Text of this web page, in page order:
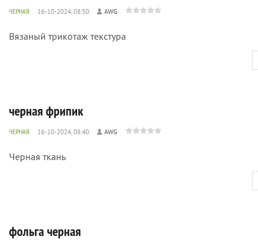
ЧЕРНАЯ 16-10-2024, 08:50 AWG
Вязаный трикотаж текстура
черная фрипик
ЧЕРНАЯ 16-10-2024, 08:40 AWG
Черная ткань
фольга черная